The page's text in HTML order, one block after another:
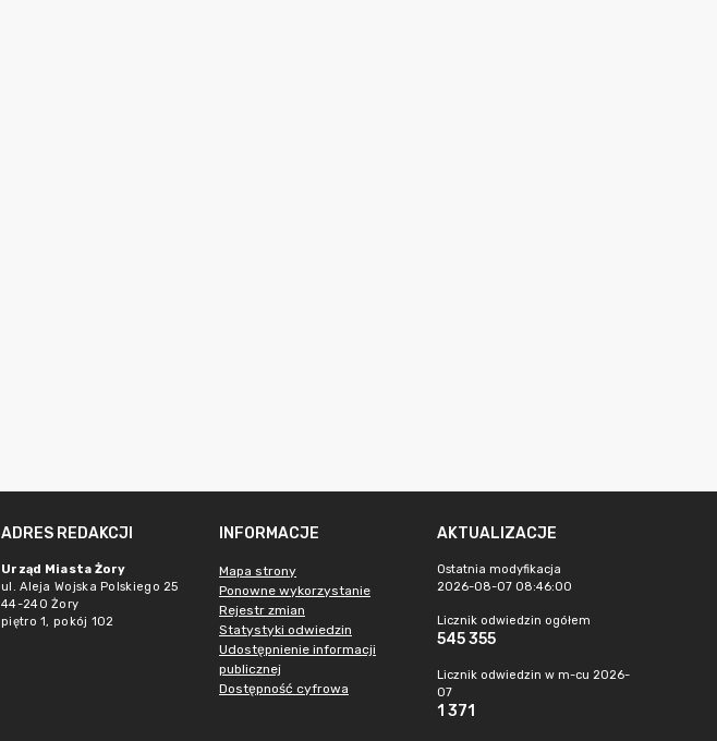
ADRES REDAKCJI
Urząd Miasta Żory
ul. Aleja Wojska Polskiego 25
44-240 Żory
piętro 1, pokój 102
INFORMACJE
Mapa strony
Ponowne wykorzystanie
Rejestr zmian
Statystyki odwiedzin
Udostępnienie informacji
publicznej
Dostępność cyfrowa
AKTUALIZACJE
Ostatnia modyfikacja
2026-08-07 08:46:00
Licznik odwiedzin ogółem
545 355
Licznik odwiedzin w m-cu 2026-
07
1 371